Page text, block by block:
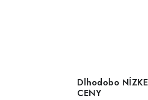
Dlhodobo NÍZKE
CENY